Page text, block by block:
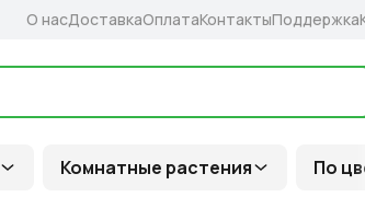
Комнатные растения По
О насДоставкаОплатаКонтактыПоддержка